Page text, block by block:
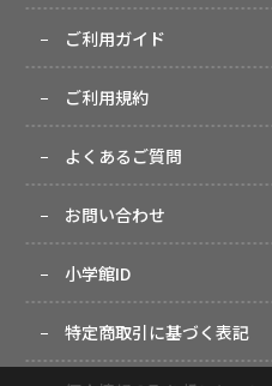
ご利用ガイド
ご利用規約
よくあるご質問
お問い合わせ
小学館ID
特定商取引に基づく表記